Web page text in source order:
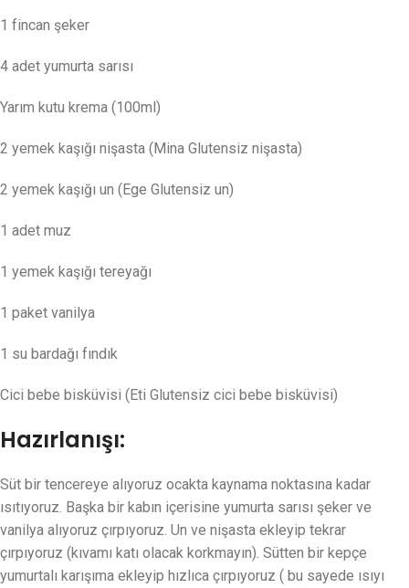
1 fincan şeker
4 adet yumurta sarısı
Yarım kutu krema (100ml)
2 yemek kaşığı nişasta (Mina Glutensiz nişasta)
2 yemek kaşığı un (Ege Glutensiz un)
1 adet muz
1 yemek kaşığı tereyağı
1 paket vanilya
1 su bardağı fındık
Cici bebe bisküvisi (Eti Glutensiz cici bebe bisküvisi)
Hazırlanışı:
Süt bir tencereye alıyoruz ocakta kaynama noktasına kadar
ısıtıyoruz. Başka bir kabın içerisine yumurta sarısı şeker ve
vanilya alıyoruz çırpıyoruz. Un ve nişasta ekleyip tekrar
çırpıyoruz (kıvamı katı olacak korkmayın). Sütten bir kepçe
yumurtalı karışıma ekleyip hızlıca çırpıyoruz ( bu sayede ısıyı